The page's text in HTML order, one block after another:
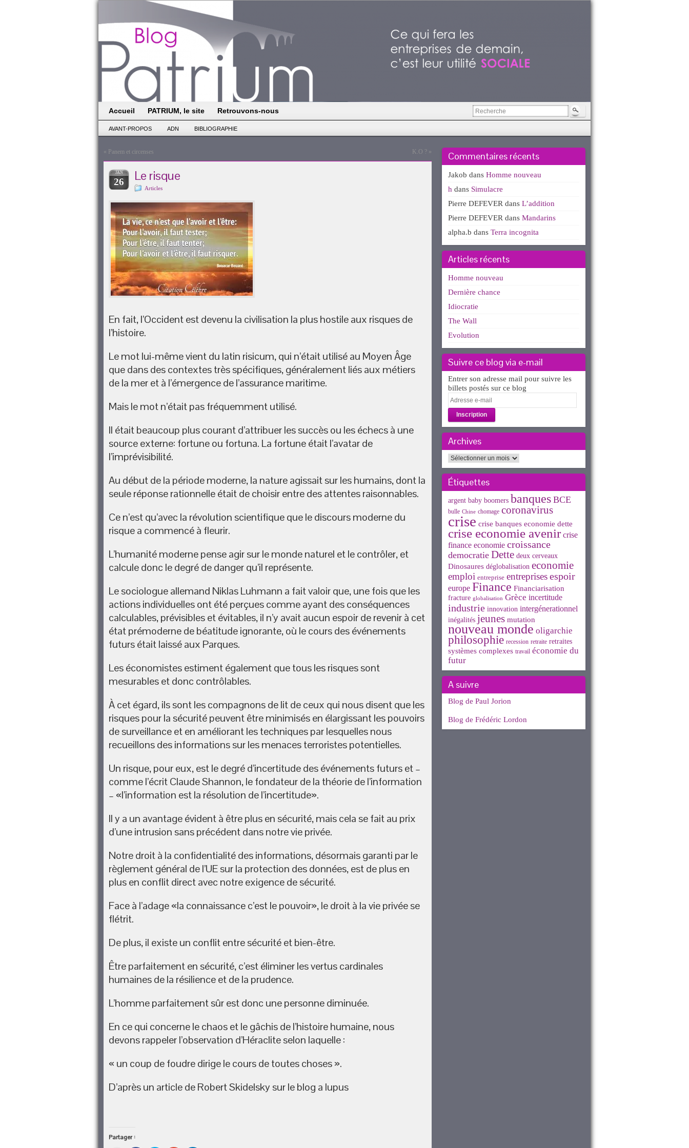
Accueil PATRIUM, le site Retrouvons-nous
AVANT-PROPOS ADN BIBLIOGRAPHIE
« Panem et circenses K.O ? »
JAN
26 Le risque
Articles
En fait, l’Occident est devenu la civilisation la plus hostile aux risques de
l’histoire.
Le mot lui-même vient du latin risicum, qui n’était utilisé au Moyen Âge
que dans des contextes très spécifiques, généralement liés aux métiers
de la mer et à l’émergence de l’assurance maritime.
Mais le mot n’était pas fréquemment utilisé.
Il était beaucoup plus courant d’attribuer les succès ou les échecs à une
source externe: fortune ou fortuna. La fortune était l’avatar de
l’imprévisibilité.
Au début de la période moderne, la nature agissait sur les humains, dont la
seule réponse rationnelle était de choisir entre des attentes raisonnables.
Ce n’est qu’avec la révolution scientifique que le discours moderne du
risque a commencé à fleurir.
L’humanité moderne pense agir sur le monde naturel et le contrôler, et
calcule donc le degré de danger qu’il représente.
Le sociologue allemand Niklas Luhmann a fait valoir que, une fois que les
actions individuelles ont été perçues comme ayant des conséquences
calculables, prévisibles et évitables, il n’y avait aucun espoir de revenir à cet
état prémoderne de béatitude ignorante, où le cours des événements
futurs était laissé aux Parques.
Les économistes estiment également que tous les risques sont
mesurables et donc contrôlables.
À cet égard, ils sont les compagnons de lit de ceux qui nous disent que les
risques pour la sécurité peuvent être minimisés en élargissant les pouvoirs
de surveillance et en améliorant les techniques par lesquelles nous
recueillons des informations sur les menaces terroristes potentielles.
Un risque, pour eux, est le degré d’incertitude des événements futurs et –
comme l’écrit Claude Shannon, le fondateur de la théorie de l’information
– «l’information est la résolution de l’incertitude».
Il y a un avantage évident à être plus en sécurité, mais cela se fait au prix
d’une intrusion sans précédent dans notre vie privée.
Notre droit à la confidentialité des informations, désormais garanti par le
règlement général de l’UE sur la protection des données, est de plus en
plus en conflit direct avec notre exigence de sécurité.
Face à l’adage «la connaissance c’est le pouvoir», le droit à la vie privée se
flétrit.
De plus, il existe un conflit entre sécurité et bien-être.
Être parfaitement en sécurité, c’est éliminer les vertus cardinales
humaines de la résilience et de la prudence.
L’homme parfaitement sûr est donc une personne diminuée.
En ce qui concerne le chaos et le gâchis de l’histoire humaine, nous
devons rappeler l’observation d’Héraclite selon laquelle :
« un coup de foudre dirige le cours de toutes choses ».
D’après un article de Robert Skidelsky sur le blog a lupus
Partager :
Commentaires récents
Jakob dans Homme nouveau
h dans Simulacre
Pierre DEFEVER dans L’addition
Pierre DEFEVER dans Mandarins
alpha.b dans Terra incognita
Articles récents
Homme nouveau
Dernière chance
Idiocratie
The Wall
Evolution
Suivre ce blog via e-mail
Entrer son adresse mail pour suivre les
billets postés sur ce blog
Adresse
e-
mail
Archives
Archives
Étiquettes
argent baby boomers banques BCE
bulle Chine chomage coronavirus
crise crise banques economie dette
crise economie avenir crise
finance economie croissance
democratie Dette deux cerveaux
Dinosaures déglobalisation economie
emploi entreprise entreprisesespoir
europe Finance Financiarisation
fracture globalisation Grèce incertitude
industrie innovation intergénerationnel
inégalités jeunes mutation
nouveau monde oligarchie
philosophie recession retraite retraites
systèmes complexes travail économie du
futur
A suivre
Blog de Paul Jorion
Blog de Frédéric Lordon